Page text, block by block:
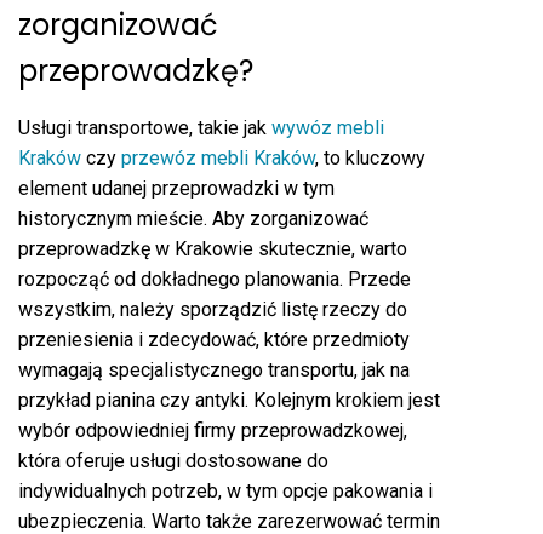
zorganizować
przeprowadzkę?
Usługi transportowe, takie jak wywóz mebli
Kraków czy przewóz mebli Kraków, to kluczowy
element udanej przeprowadzki w tym
historycznym mieście. Aby zorganizować
przeprowadzkę w Krakowie skutecznie, warto
rozpocząć od dokładnego planowania. Przede
wszystkim, należy sporządzić listę rzeczy do
przeniesienia i zdecydować, które przedmioty
wymagają specjalistycznego transportu, jak na
przykład pianina czy antyki. Kolejnym krokiem jest
wybór odpowiedniej firmy przeprowadzkowej,
która oferuje usługi dostosowane do
indywidualnych potrzeb, w tym opcje pakowania i
ubezpieczenia. Warto także zarezerwować termin